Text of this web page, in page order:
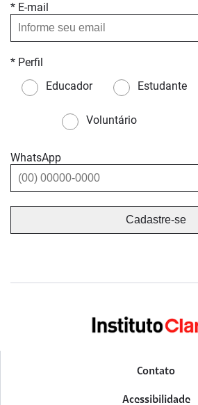
* E-mail
* Perfil
Educador
Estudante
Voluntário
WhatsApp
Contato
Acessibilidade